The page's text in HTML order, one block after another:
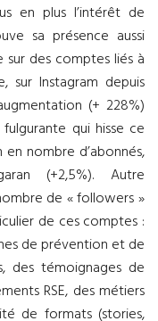
en plus l’intérêt de
sa présence aussi
des comptes liés à
sur Instagram depuis
(+ 228%)
qui hisse ce
nombre d’abonnés,
(+2,5%). Autre
de « followers »
de ces comptes :
de prévention et de
des témoignages de
RSE, des métiers
de formats (stories,